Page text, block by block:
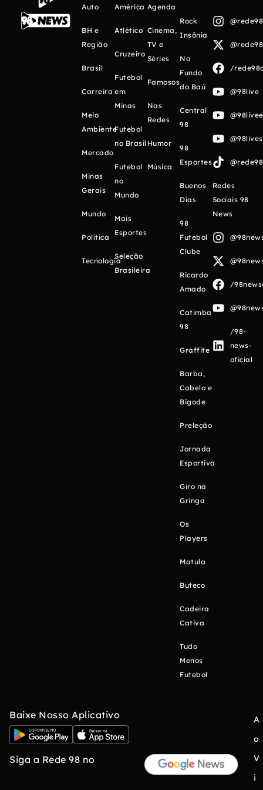
Auto
BH e
Região
Brasil
Carreira
Meio
Ambiente
Mercado
Minas
Gerais
Mundo
Política
Tecnologia
América
Atlético
Cruzeiro
Futebol
em
Minas
Futebol
no Brasil
Futebol
no
Mundo
Mais
Esportes
Seleção
Brasileira
Agenda
Cinema,
TV e
Séries
Famosos
Nas
Redes
Humor
Música
Rock
Insônia
No
Fundo
do Baú
Central
98
98
Esportes
Buenos
Días
98
Futebol
Clube
Ricardo
Amado
Catimba
98
Graffite
Barba,
Cabelo e
Bigode
Preleção
Jornada
Esportiva
Giro na
Gringa
Os
Players
Matula
Buteco
Cadeira
Cativa
Tudo
Menos
Futebol
/
@98live
Redes
Sociais 98
News
/
/98-
news-
oficial
Baixe Nosso Aplicativo
Siga a Rede 98 no
A
o
V
i